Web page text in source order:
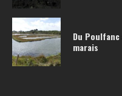
Du
marais